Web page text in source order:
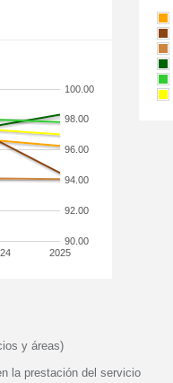
2025
90.00
92.00
94.00
96.00
98.00
100.00
y áreas)
la prestación del servicio